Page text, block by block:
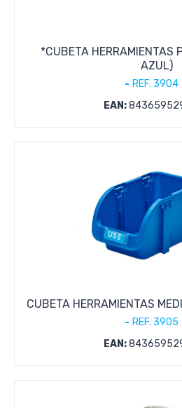
*CUBETA HERRAMIENTAS
AZUL)
REF. 3904
EAN:
CUBETA HERRAMIENTAS
REF. 3905
EAN: